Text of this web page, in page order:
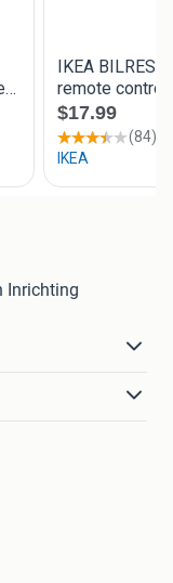
Inrichting